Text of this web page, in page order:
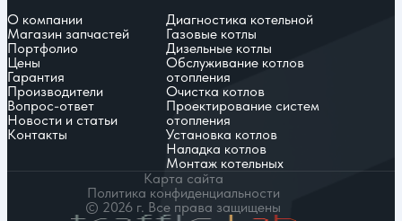
О компании
Магазин запчастей
Портфолио
Цены
Гарантия
Производители
Вопрос-ответ
Новости и статьи
Контакты
Диагностика котельной
Газовые котлы
Дизельные котлы
Обслуживание котлов
отопления
Очистка котлов
Проектирование систем
отопления
Установка котлов
Наладка котлов
Монтаж котельных
Карта сайта
Политика конфиденциальности
© 2026 г. Все права защищены